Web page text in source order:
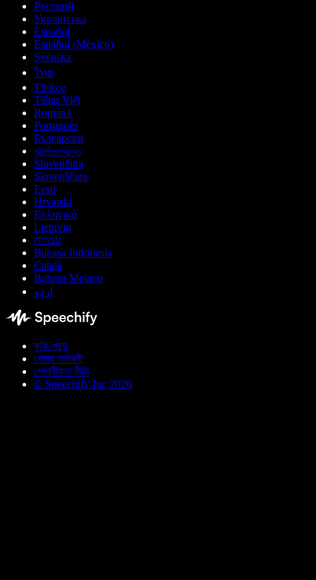
Русский
Українська
Español
Español (México)
Svenska
ไทย
Türkçe
Tiếng Việt
Română
Português
Български
ქართული
Slovenčina
Slovenščina
Eesti
Hrvatski
Ελληνικά
Lietuvių
עברית
Bahasa Indonesia
Català
Bahasa Melayu
اردو
কুকি পছন্দ
সেবার শর্তাবলী
গোপনীয়তা নীতি
© Speechify Inc 2026